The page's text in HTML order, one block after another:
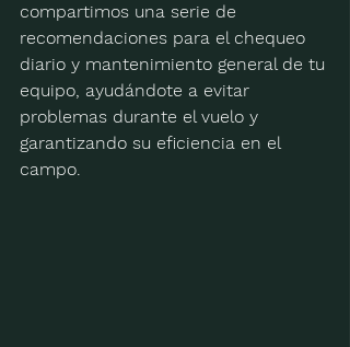
compartimos una serie de
recomendaciones para el chequeo
diario y mantenimiento general de tu
equipo, ayudándote a evitar
problemas durante el vuelo y
garantizando su eficiencia en el
campo.